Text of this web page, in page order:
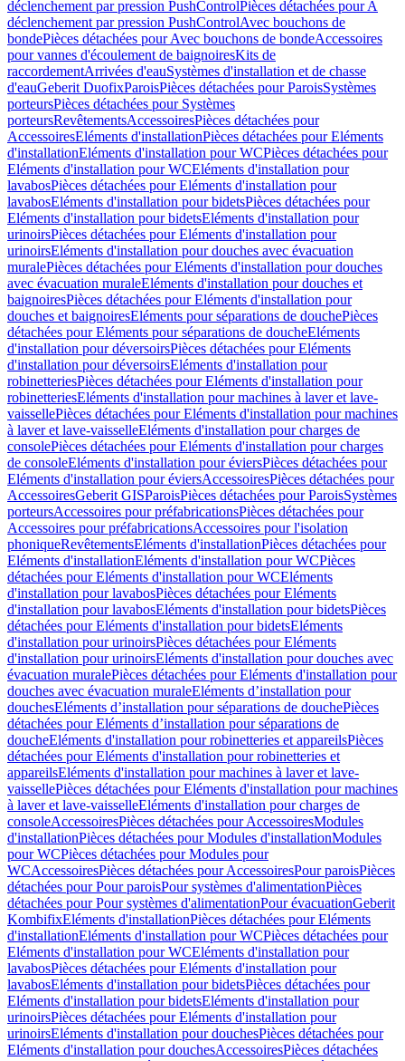
déclenchement par pression PushControlPièces détachées pour A
déclenchement par pression PushControlAvec bouchons de
bondePièces détachées pour Avec bouchons de bondeAccessoires
pour vannes d'écoulement de baignoiresKits de
raccordementArrivées d'eauSystèmes d'installation et de chasse
d'eauGeberit DuofixParoisPièces détachées pour ParoisSystèmes
porteursPièces détachées pour Systèmes
porteursRevêtementsAccessoiresPièces détachées pour
AccessoiresEléments d'installationPièces détachées pour Eléments
d'installationEléments d'installation pour WCPièces détachées pour
Eléments d'installation pour WCEléments d'installation pour
lavabosPièces détachées pour Eléments d'installation pour
lavabosEléments d'installation pour bidetsPièces détachées pour
Eléments d'installation pour bidetsEléments d'installation pour
urinoirsPièces détachées pour Eléments d'installation pour
urinoirsEléments d'installation pour douches avec évacuation
muralePièces détachées pour Eléments d'installation pour douches
avec évacuation muraleEléments d'installation pour douches et
baignoiresPièces détachées pour Eléments d'installation pour
douches et baignoiresEléments pour séparations de douchePièces
détachées pour Eléments pour séparations de doucheEléments
d'installation pour déversoirsPièces détachées pour Eléments
d'installation pour déversoirsEléments d'installation pour
robinetteriesPièces détachées pour Eléments d'installation pour
robinetteriesEléments d'installation pour machines à laver et lave-
vaissellePièces détachées pour Eléments d'installation pour machines
à laver et lave-vaisselleEléments d'installation pour charges de
consolePièces détachées pour Eléments d'installation pour charges
de consoleEléments d'installation pour éviersPièces détachées pour
Eléments d'installation pour éviersAccessoiresPièces détachées pour
AccessoiresGeberit GISParoisPièces détachées pour ParoisSystèmes
porteursAccessoires pour préfabricationsPièces détachées pour
Accessoires pour préfabricationsAccessoires pour l'isolation
phoniqueRevêtementsEléments d'installationPièces détachées pour
Eléments d'installationEléments d'installation pour WCPièces
détachées pour Eléments d'installation pour WCEléments
d'installation pour lavabosPièces détachées pour Eléments
d'installation pour lavabosEléments d'installation pour bidetsPièces
détachées pour Eléments d'installation pour bidetsEléments
d'installation pour urinoirsPièces détachées pour Eléments
d'installation pour urinoirsEléments d'installation pour douches avec
évacuation muralePièces détachées pour Eléments d'installation pour
douches avec évacuation muraleEléments d’installation pour
douchesEléments d’installation pour séparations de douchePièces
détachées pour Eléments d’installation pour séparations de
doucheEléments d'installation pour robinetteries et appareilsPièces
détachées pour Eléments d'installation pour robinetteries et
appareilsEléments d'installation pour machines à laver et lave-
vaissellePièces détachées pour Eléments d'installation pour machines
à laver et lave-vaisselleEléments d'installation pour charges de
consoleAccessoiresPièces détachées pour AccessoiresModules
d'installationPièces détachées pour Modules d'installationModules
pour WCPièces détachées pour Modules pour
WCAccessoiresPièces détachées pour AccessoiresPour paroisPièces
détachées pour Pour paroisPour systèmes d'alimentationPièces
détachées pour Pour systèmes d'alimentationPour évacuationGeberit
KombifixEléments d'installationPièces détachées pour Eléments
d'installationEléments d'installation pour WCPièces détachées pour
Eléments d'installation pour WCEléments d'installation pour
lavabosPièces détachées pour Eléments d'installation pour
lavabosEléments d'installation pour bidetsPièces détachées pour
Eléments d'installation pour bidetsEléments d'installation pour
urinoirsPièces détachées pour Eléments d'installation pour
urinoirsEléments d'installation pour douchesPièces détachées pour
Eléments d'installation pour douchesAccessoiresPièces détachées